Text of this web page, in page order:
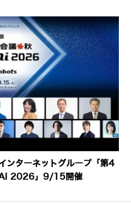
ンターネットグループ「第4
AI 2026」9/15開催